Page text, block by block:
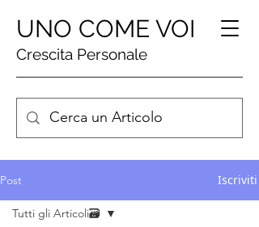
UNO COME VOI
Crescita Personale
Post Iscriviti
Tutti gli Articoli🗃️